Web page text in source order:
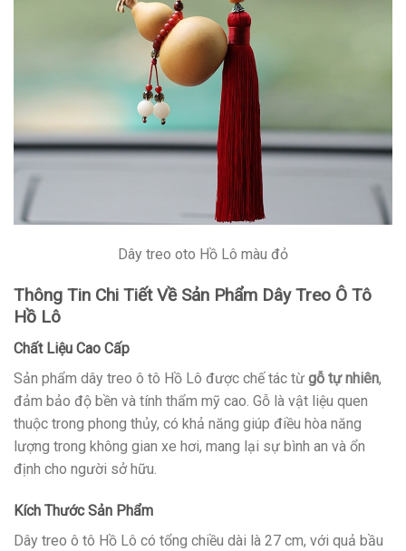
Dây treo oto Hồ Lô màu đỏ
Thông Tin Chi Tiết Về Sản Phẩm Dây Treo Ô Tô
Hồ Lô
Chất Liệu Cao Cấp
Sản phẩm dây treo ô tô Hồ Lô được chế tác từ gỗ tự nhiên,
đảm bảo độ bền và tính thẩm mỹ cao. Gỗ là vật liệu quen
thuộc trong phong thủy, có khả năng giúp điều hòa năng
lượng trong không gian xe hơi, mang lại sự bình an và ổn
định cho người sở hữu.
Kích Thước Sản Phẩm
Dây treo ô tô Hồ Lô có tổng chiều dài là 27 cm, với quả bầu